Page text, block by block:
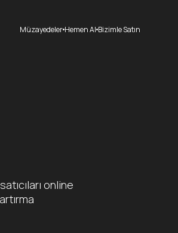
MüzayedelerHemen Al Bizimle Satın
online